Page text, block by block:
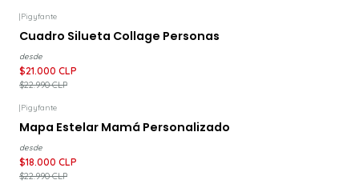
-9% DESCUENTO
|Pigyfante
Cuadro Silueta Collage Personas
desde
$21.000 CLP
$22.990 CLP
DESCUENTO
|Pigyfante
Mapa Estelar Mamá Personalizado
desde
$18.000 CLP
$22.990 CLP